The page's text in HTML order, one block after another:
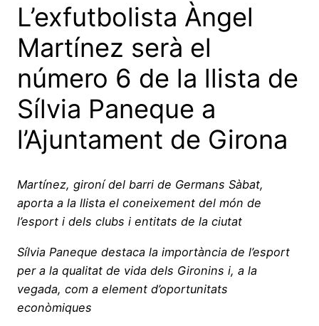
L’exfutbolista Àngel
Martínez serà el
número 6 de la llista de
Sílvia Paneque a
l’Ajuntament de Girona
Martínez, gironí del barri de Germans Sàbat,
aporta a la llista el coneixement del món de
l’esport i dels clubs i entitats de la ciutat
Sílvia Paneque destaca la importància de l’esport
per a la qualitat de vida dels Gironins i, a la
vegada, com a element d’oportunitats
econòmiques